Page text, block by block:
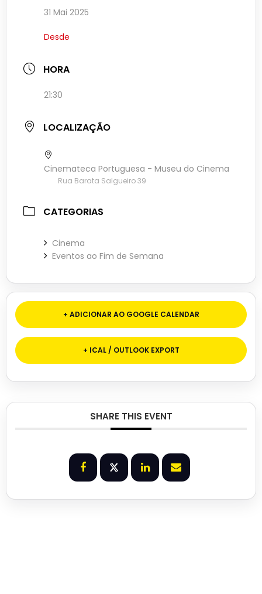
31 Mai 2025
Desde
HORA
21:30
LOCALIZAÇÃO
Cinemateca Portuguesa - Museu do Cinema
Rua Barata Salgueiro 39
CATEGORIAS
Cinema
Eventos ao Fim de Semana
+ ADICIONAR AO GOOGLE CALENDAR
+ ICAL / OUTLOOK EXPORT
SHARE THIS EVENT